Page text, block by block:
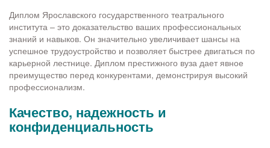
Диплом Ярославского государственного театрального
института – это доказательство ваших профессиональных
знаний и навыков. Он значительно увеличивает шансы на
успешное трудоустройство и позволяет быстрее двигаться по
карьерной лестнице. Диплом престижного вуза дает явное
преимущество перед конкурентами, демонстрируя высокий
профессионализм.
Качество, надежность и
конфиденциальность